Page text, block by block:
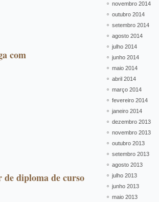
com
de diploma de curso
novembro 2014
outubro 2014
setembro 2014
agosto 2014
julho 2014
junho 2014
maio 2014
abril 2014
março 2014
fevereiro 2014
janeiro 2014
dezembro 2013
novembro 2013
outubro 2013
setembro 2013
agosto 2013
julho 2013
junho 2013
maio 2013